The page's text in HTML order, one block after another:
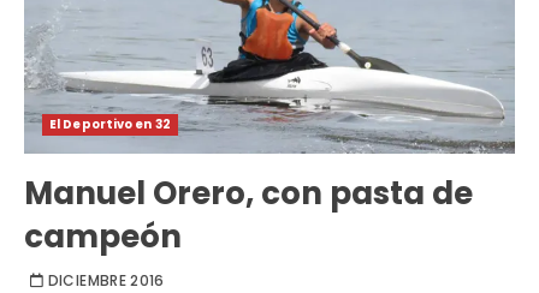
El Deportivo en 32
Manuel Orero, con pasta de
campeón
DICIEMBRE 2016